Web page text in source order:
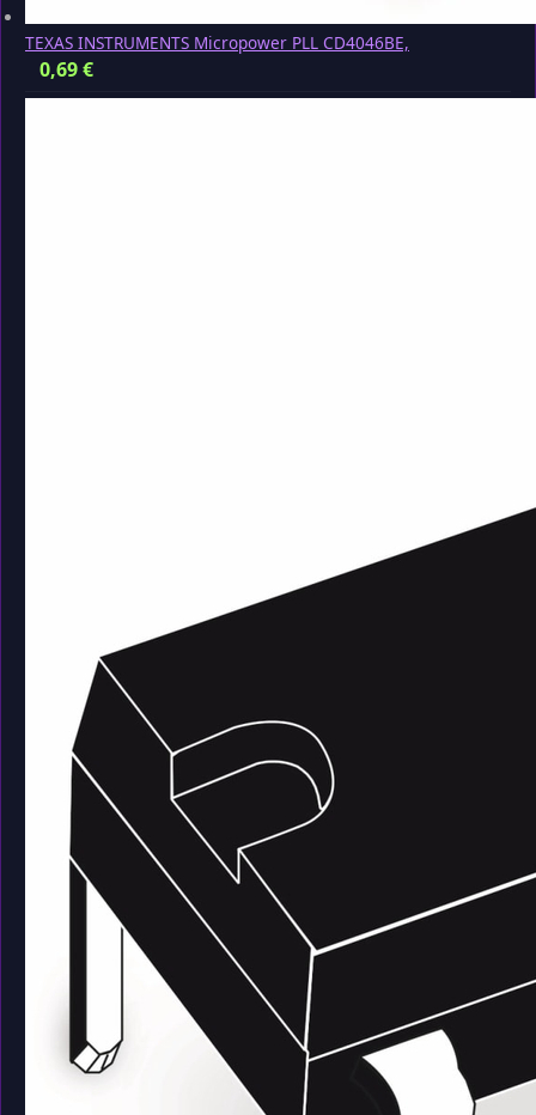
TEXAS INSTRUMENTS Micropower PLL CD4046BE,
0,69€